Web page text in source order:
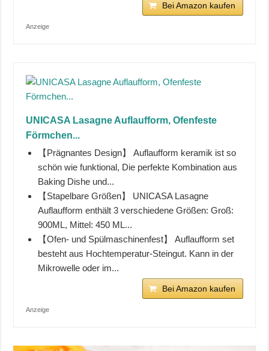
Bei Amazon kaufen
Anzeige
UNICASA Lasagne Auflaufform, Ofenfeste
Förmchen...
【Prägnantes Design】 Auflaufform keramik ist so
schön wie funktional, Die perfekte Kombination aus
Baking Dishe und...
【Stapelbare Größen】 UNICASA Lasagne
Auflaufform enthält 3 verschiedene Größen: Groß:
900ML, Mittel: 450 ML...
【Ofen- und Spülmaschinenfest】 Auflaufform set
besteht aus Hochtemperatur-Steingut. Kann in der
Mikrowelle oder im...
Bei Amazon kaufen
Anzeige